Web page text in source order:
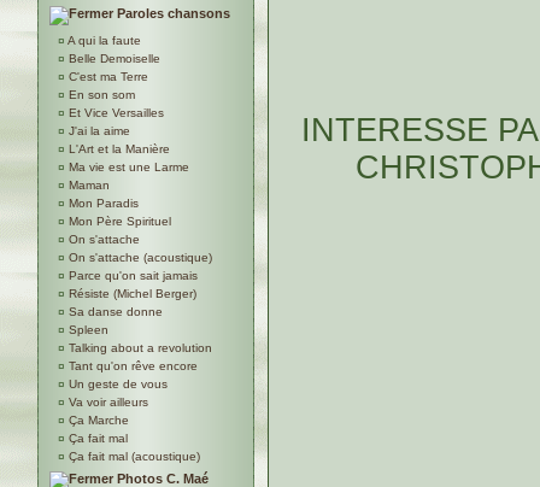
Paroles chansons
¤ A qui la faute
¤ Belle Demoiselle
¤ C'est ma Terre
¤ En son som
¤ Et Vice Versailles
¤ J'ai la aime
¤ L'Art et la Manière
¤ Ma vie est une Larme
¤ Maman
¤ Mon Paradis
¤ Mon Père Spirituel
¤ On s'attache
¤ On s'attache (acoustique)
¤ Parce qu'on sait jamais
¤ Résiste (Michel Berger)
¤ Sa danse donne
¤ Spleen
¤ Talking about a revolution
¤ Tant qu'on rêve encore
¤ Un geste de vous
¤ Va voir ailleurs
¤ Ça Marche
¤ Ça fait mal
¤ Ça fait mal (acoustique)
Photos C. Maé
INTERESSE